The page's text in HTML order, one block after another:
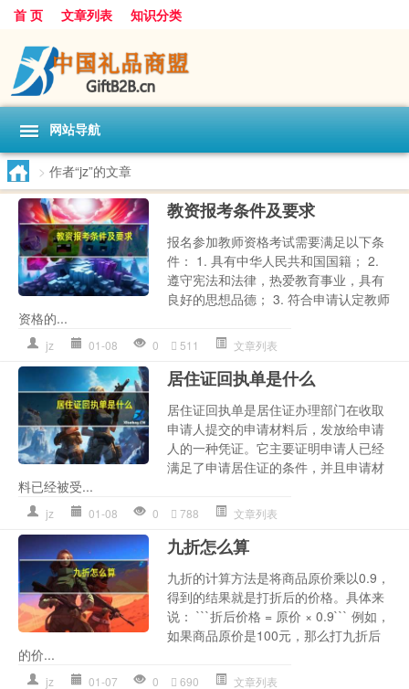
首 页 文章列表 知识分类
网站导航
> 作者“jz”的文章
教资报考条件及要求
报名参加教师资格考试需要满足以下条
件： 1. 具有中华人民共和国国籍； 2.
遵守宪法和法律，热爱教育事业，具有
良好的思想品德； 3. 符合申请认定教师
资格的...
jz 01-08 0 511 文章列表
居住证回执单是什么
居住证回执单是居住证办理部门在收取
申请人提交的申请材料后，发放给申请
人的一种凭证。它主要证明申请人已经
满足了申请居住证的条件，并且申请材
料已经被受...
jz 01-08 0 788 文章列表
九折怎么算
九折的计算方法是将商品原价乘以0.9，
得到的结果就是打折后的价格。具体来
说： ```折后价格 = 原价 × 0.9``` 例如，
如果商品原价是100元，那么打九折后
的价...
jz 01-07 0 690 文章列表